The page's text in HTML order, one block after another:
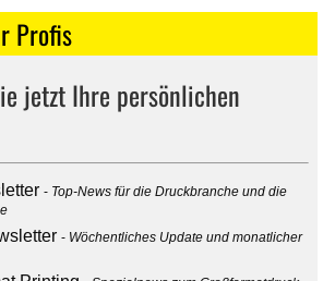
Profis
jetzt Ihre persönlichen
Top-News für die Druckbranche und die
Wöchentliches Update und monatlicher